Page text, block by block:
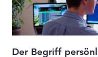
Der Begriff